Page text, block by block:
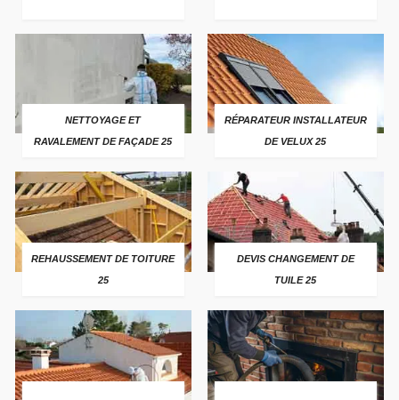
NETTOYAGE ET
RAVALEMENT DE FAÇADE 25
RÉPARATEUR INSTALLATEUR
DE VELUX 25
REHAUSSEMENT DE TOITURE
25
DEVIS CHANGEMENT DE
TUILE 25